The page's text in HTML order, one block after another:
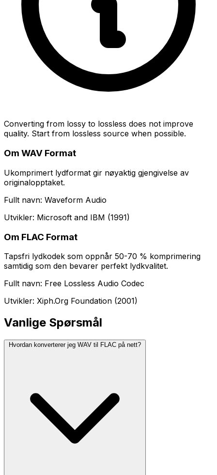
Converting from lossy to lossless does not improve
quality. Start from lossless source when possible.
Om WAV Format
Ukomprimert lydformat gir nøyaktig gjengivelse av
originalopptaket.
Fullt navn: Waveform Audio
Utvikler: Microsoft and IBM (1991)
Om FLAC Format
Tapsfri lydkodek som oppnår 50-70 % komprimering
samtidig som den bevarer perfekt lydkvalitet.
Fullt navn: Free Lossless Audio Codec
Utvikler: Xiph.Org Foundation (2001)
Vanlige Spørsmål
Hvordan konverterer jeg WAV til FLAC på nett?